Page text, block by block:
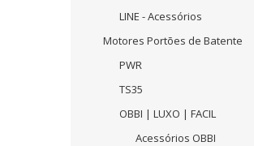
LINE - Acessórios
Motores Portões de Batente
PWR
TS35
OBBI | LUXO | FACIL
Acessórios OBBI